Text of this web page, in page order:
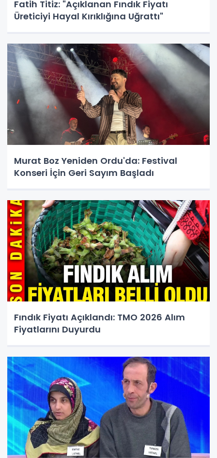
Fatih Titiz: "Açıklanan Fındık Fiyatı
Üreticiyi Hayal Kırıklığına Uğrattı"
Murat Boz Yeniden Ordu'da: Festival
Konseri İçin Geri Sayım Başladı
Fındık Fiyatı Açıklandı: TMO 2026 Alım
Fiyatlarını Duyurdu